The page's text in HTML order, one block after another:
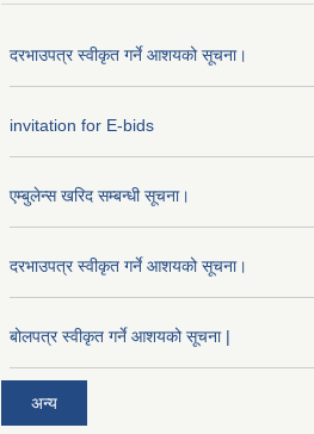
दरभाउपत्र स्वीकृत गर्ने आशयको सूचना।
invitation for E-bids
एम्बुलेन्स खरिद सम्बन्धी सूचना।
दरभाउपत्र स्वीकृत गर्ने आशयको सूचना।
बोलपत्र स्वीकृत गर्ने आशयको सूचना |
अन्य